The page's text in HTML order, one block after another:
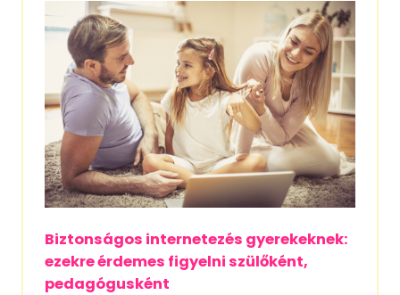
Biztonságos internetezés gyerekeknek:
ezekre érdemes figyelni szülőként,
pedagógusként